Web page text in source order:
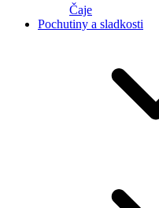
Čaje
Pochutiny a sladkosti